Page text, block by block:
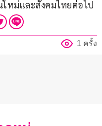
หม่และสังคมไทยต่อไป
1 ครั้ง